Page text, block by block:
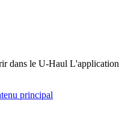
dans le U-Haul L'application
principal